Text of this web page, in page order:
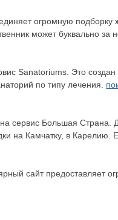
огромную подборку
может буквально за
Sanatoriums. Это
по типу лечения.
сервис Большая
Камчатку, в Карелию.
сайт предоставляет